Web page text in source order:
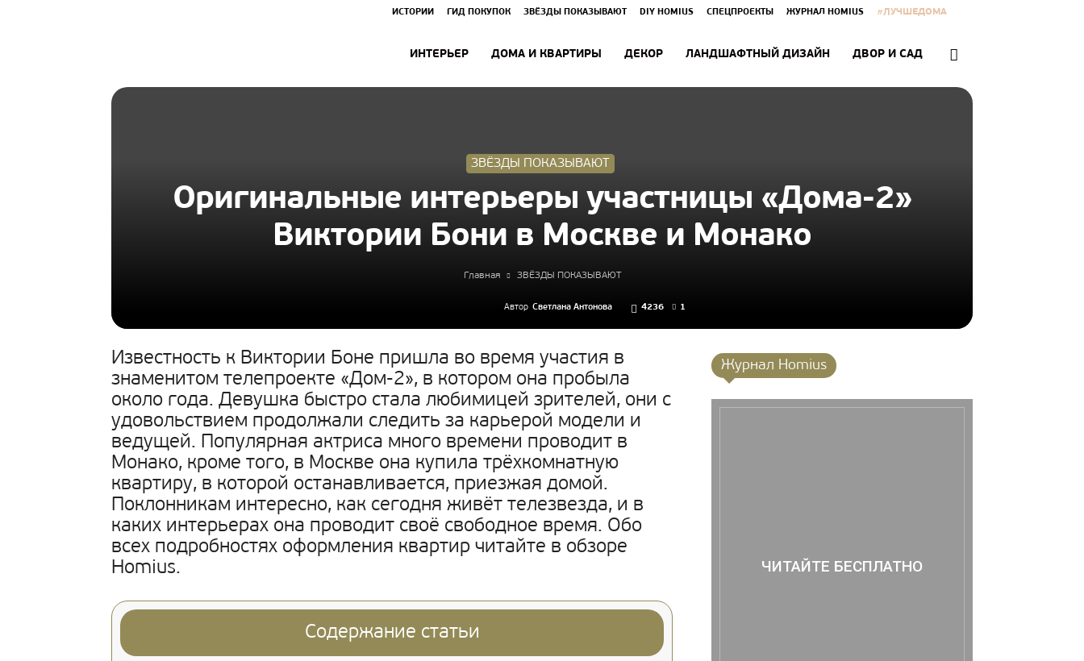
ИСТОРИИ ГИД ПОКУПОК ЗВЁЗДЫ ПОКАЗЫВАЮТ DIY HOMIUS СПЕЦПРОЕКТЫ ЖУРНАЛ HOMIUS #ЛУЧШЕДОМА
ИНТЕРЬЕР ДОМА И КВАРТИРЫ ДЕКОР ЛАНДШАФТНЫЙ ДИЗАЙН ДВОР И САД
ЗВЁЗДЫ ПОКАЗЫВАЮТ
Оригинальные интерьеры участницы «Дома-2»
Виктории Бони в Москве и Монако
Главная ЗВЁЗДЫ ПОКАЗЫВАЮТ
Автор Светлана Антонова 4236 1
Известность к Виктории Боне пришла во время участия в
знаменитом телепроекте «Дом-2», в котором она пробыла
около года. Девушка быстро стала любимицей зрителей, они с
удовольствием продолжали следить за карьерой модели и
ведущей. Популярная актриса много времени проводит в
Монако, кроме того, в Москве она купила трёхкомнатную
квартиру, в которой останавливается, приезжая домой.
Поклонникам интересно, как сегодня живёт телезвезда, и в
каких интерьерах она проводит своё свободное время. Обо
всех подробностях оформления квартир читайте в обзоре
Homius.
Содержание статьи
Журнал Homius
ЧИТАЙТЕ БЕСПЛАТНО